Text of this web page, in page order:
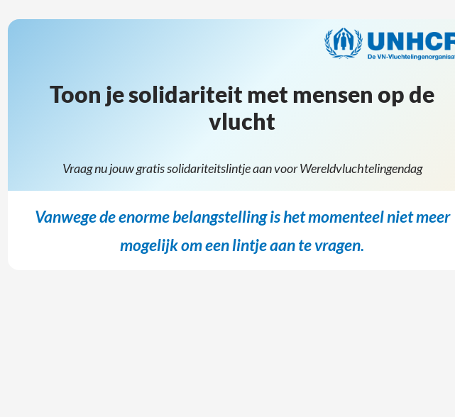
Toon je solidariteit met mensen op de
vlucht
Vraag nu jouw gratis solidariteitslintje aan voor Wereldvluchtelingendag
Vanwege de enorme belangstelling is het momenteel niet meer
mogelijk om een lintje aan te vragen.